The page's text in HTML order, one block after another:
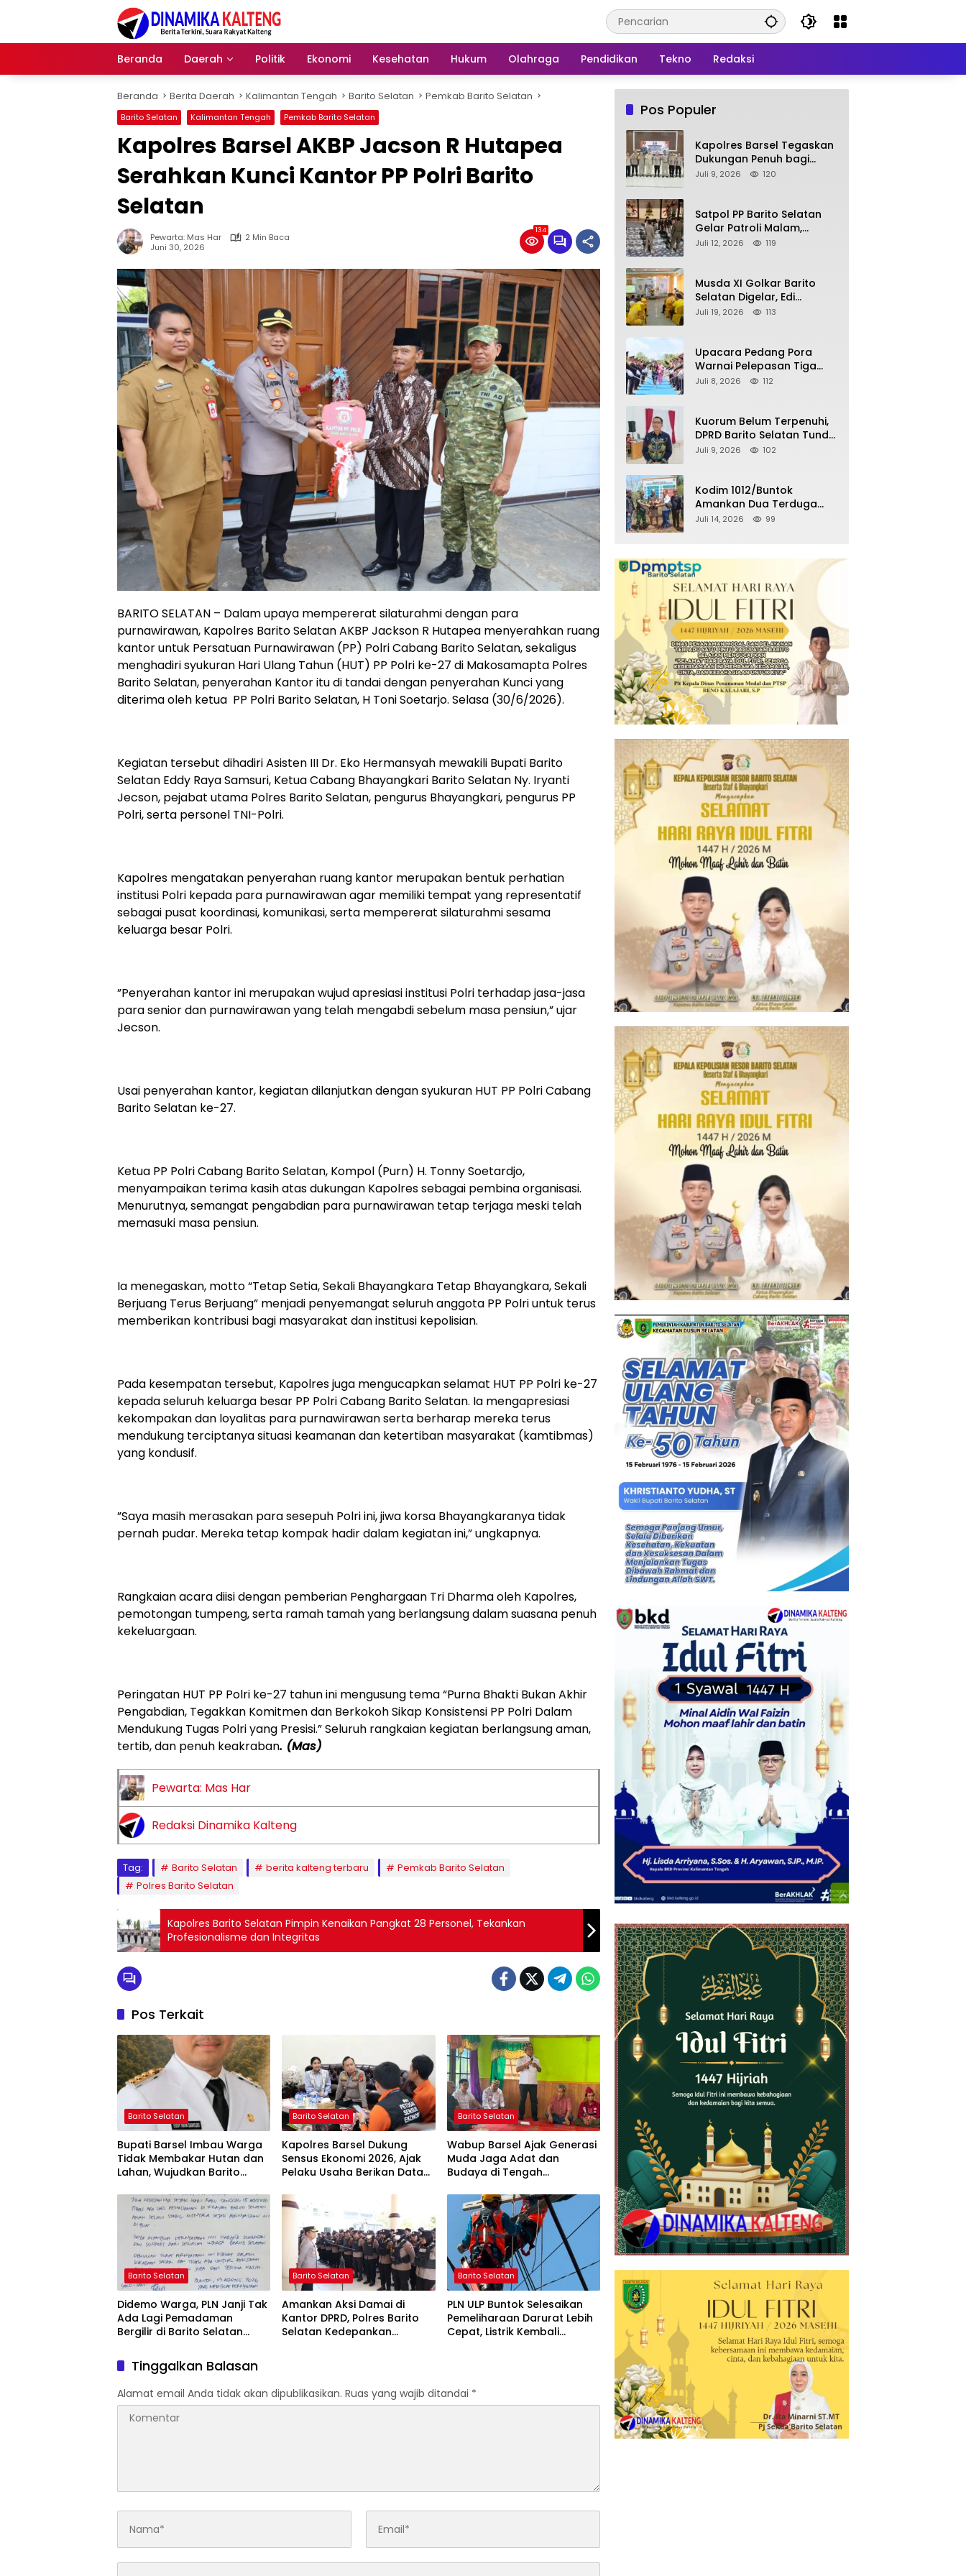
Beranda
Daerah Politik Ekonomi Kesehatan Hukum Olahraga Pendidikan Tekno Redaksi
Beranda Berita Daerah Kalimantan Tengah Barito Selatan Pemkab Barito Selatan
Barito Selatan Kalimantan Tengah Pemkab Barito Selatan
‎Kapolres Barsel AKBP Jacson R Hutapea
Serahkan Kunci Kantor PP Polri Barito
Selatan
Pewarta: Mas Har
2 Min Baca
Juni 30, 2026
134
BARITO SELATAN – Dalam upaya mempererat silaturahmi dengan para
purnawirawan, Kapolres Barito Selatan AKBP Jackson R Hutapea menyerahkan ruang
kantor untuk Persatuan Purnawirawan (PP) Polri Cabang Barito Selatan, sekaligus
menghadiri syukuran Hari Ulang Tahun (HUT) PP Polri ke-27 di Makosamapta Polres
Barito Selatan, penyerahan Kantor itu di tandai dengan penyerahan Kunci yang
diterima oleh ketua PP Polri Barito Selatan, H Toni Soetarjo. Selasa (30/6/2026).
‎Kegiatan tersebut dihadiri Asisten III Dr. Eko Hermansyah mewakili Bupati Barito
Selatan Eddy Raya Samsuri, Ketua Cabang Bhayangkari Barito Selatan Ny. Iryanti
Jecson, pejabat utama Polres Barito Selatan, pengurus Bhayangkari, pengurus PP
Polri, serta personel TNI-Polri.
‎Kapolres mengatakan penyerahan ruang kantor merupakan bentuk perhatian
institusi Polri kepada para purnawirawan agar memiliki tempat yang representatif
sebagai pusat koordinasi, komunikasi, serta mempererat silaturahmi sesama
keluarga besar Polri.
‎”Penyerahan kantor ini merupakan wujud apresiasi institusi Polri terhadap jasa-jasa
para senior dan purnawirawan yang telah mengabdi sebelum masa pensiun,” ujar
Jecson.
‎Usai penyerahan kantor, kegiatan dilanjutkan dengan syukuran HUT PP Polri Cabang
Barito Selatan ke-27.
‎Ketua PP Polri Cabang Barito Selatan, Kompol (Purn) H. Tonny Soetardjo,
menyampaikan terima kasih atas dukungan Kapolres sebagai pembina organisasi.
Menurutnya, semangat pengabdian para purnawirawan tetap terjaga meski telah
memasuki masa pensiun.
‎Ia menegaskan, motto “Tetap Setia, Sekali Bhayangkara Tetap Bhayangkara, Sekali
Berjuang Terus Berjuang” menjadi penyemangat seluruh anggota PP Polri untuk terus
memberikan kontribusi bagi masyarakat dan institusi kepolisian.
‎Pada kesempatan tersebut, Kapolres juga mengucapkan selamat HUT PP Polri ke-27
kepada seluruh keluarga besar PP Polri Cabang Barito Selatan. Ia mengapresiasi
kekompakan dan loyalitas para purnawirawan serta berharap mereka terus
mendukung terciptanya situasi keamanan dan ketertiban masyarakat (kamtibmas)
yang kondusif.
‎”Saya masih merasakan para sesepuh Polri ini, jiwa korsa Bhayangkaranya tidak
pernah pudar. Mereka tetap kompak hadir dalam kegiatan ini,” ungkapnya.
‎Rangkaian acara diisi dengan pemberian Penghargaan Tri Dharma oleh Kapolres,
pemotongan tumpeng, serta ramah tamah yang berlangsung dalam suasana penuh
kekeluargaan.
‎Peringatan HUT PP Polri ke-27 tahun ini mengusung tema “Purna Bhakti Bukan Akhir
Pengabdian, Tegakkan Komitmen dan Berkokoh Sikap Konsistensi PP Polri Dalam
Mendukung Tugas Polri yang Presisi.” Seluruh rangkaian kegiatan berlangsung aman,
tertib, dan penuh keakraban. (Mas)
Pewarta: Mas Har
Redaksi Dinamika Kalteng
Tag: Barito Selatan berita kalteng terbaru
Pemkab Barito Selatan
Polres Barito Selatan
Kapolres Barito Selatan Pimpin Kenaikan Pangkat 28 Personel, Tekankan
Profesionalisme dan Integritas
Pos Terkait
Barito Selatan
Bupati Barsel Imbau Warga
Tidak Membakar Hutan dan
Lahan, Wujudkan Barito
Barito Selatan
Kapolres Barsel Dukung
Sensus Ekonomi 2026, Ajak
Pelaku Usaha Berikan Data
Barito Selatan
Wabup Barsel Ajak Generasi
Muda Jaga Adat dan
Budaya di Tengah
Barito Selatan
Didemo Warga, PLN Janji Tak
Ada Lagi Pemadaman
Bergilir di Barito Selatan
Barito Selatan
Amankan Aksi Damai di
Kantor DPRD, Polres Barito
Selatan Kedepankan
Barito Selatan
PLN ULP Buntok Selesaikan
Pemeliharaan Darurat Lebih
Cepat, Listrik Kembali
Tinggalkan Balasan
Alamat email Anda tidak akan dipublikasikan. Ruas yang wajib ditandai *
Pos Populer
Kapolres Barsel Tegaskan
Dukungan Penuh bagi
Pengembangan KBPPP
Juli 9, 2026 120
Satpol PP Barito Selatan
Gelar Patroli Malam,
Tindak Lanjuti Keluhan
Juli 12, 2026 119
Musda XI Golkar Barito
Selatan Digelar, Edi
Pratowo Targetkan
Juli 19, 2026 113
Upacara Pedang Pora
Warnai Pelepasan Tiga
Perwira Polres Barito
Juli 8, 2026 112
Kuorum Belum Terpenuhi,
DPRD Barito Selatan Tunda
Paripurna Persetujuan
APBD 2025
Juli 9, 2026 102
Kodim 1012/Buntok
Amankan Dua Terduga
Pencuri Aset Perusahaan
Disita
Juli 14, 2026 99